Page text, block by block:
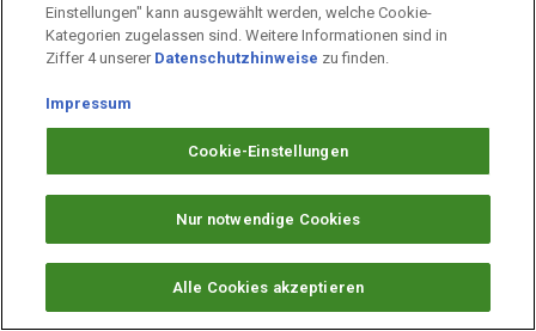
Fragen & Hilfe
Datenschutz
Cookie-Einstellungen
Einstellungen" kann ausgewählt werden, welche Cookie-
Kategorien zugelassen sind. Weitere Informationen sind in
Ziffer 4 unserer Datenschutzhinweise zu finden.
Impressum
Cookie-Einstellungen
Nur notwendige Cookies
Alle Cookies akzeptieren